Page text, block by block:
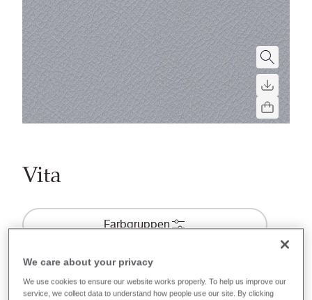
Vita
Farbgruppen
51 Farben
We care about your privacy
We use cookies to ensure our website works properly. To help us improve our
service, we collect data to understand how people use our site. By clicking